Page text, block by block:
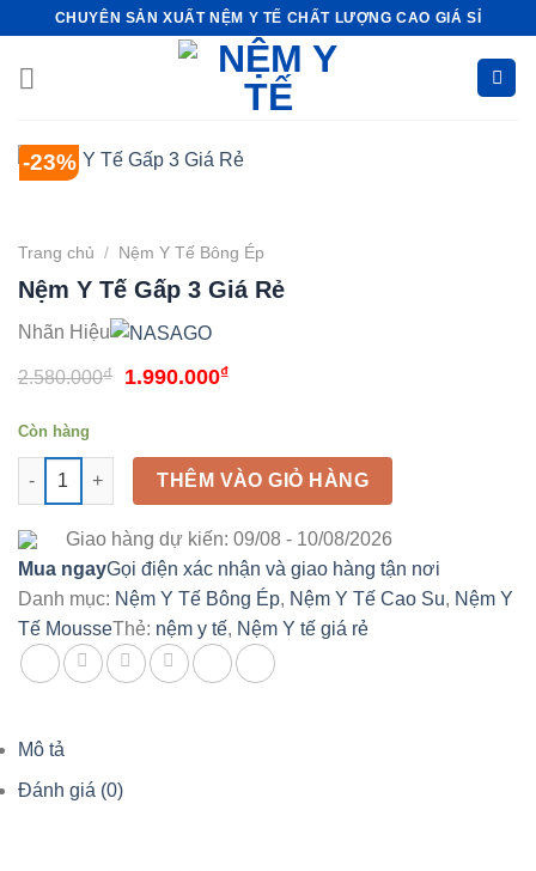
nội
CHUYÊN SẢN XUẤT NỆM Y TẾ CHẤT LƯỢNG CAO GIÁ SỈ
-23%
Trang chủ / Nệm Y Tế Bông Ép
Nệm Y Tế Gấp 3 Giá Rẻ
Nhãn Hiệu
2.580.000₫
Giá
2.580.000₫.
1.990.000₫Giá
là:
1.990.000₫.
Còn hàng
Nệm Y Tế Gấp 3 Giá Rẻ số lượng
THÊM VÀO GIỎ HÀNG
Giao hàng dự kiến: 09/08 - 10/08/2026
Mua ngayGọi điện xác nhận và giao hàng tận nơi
Danh mục: Nệm Y Tế Bông Ép, Nệm Y Tế Cao Su, Nệm Y
Tế MousseThẻ: nệm y tế, Nệm Y tế giá rẻ
Mô tả
Đánh giá (0)